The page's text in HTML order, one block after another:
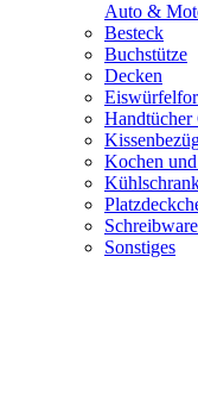
Auto &
Besteck
Buchstütze
Decken
Handtücher
Kochen
Sonstiges